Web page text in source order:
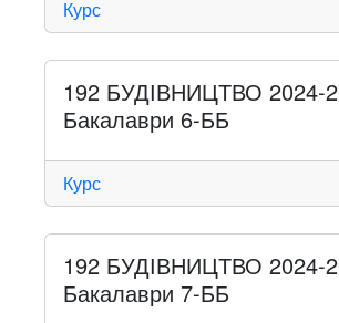
Курс
192 БУДІВНИЦТВО 2024-
Бакалаври 6-ББ
Курс
192 БУДІВНИЦТВО 2024-
Бакалаври 7-ББ